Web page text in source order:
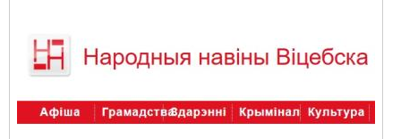
Затрыманьні
КПЧ ААН